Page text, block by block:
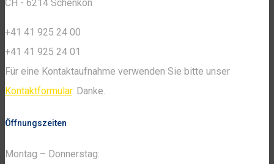
CH - 6214 Schenkon
+41 41 925 24 00
+41 41 925 24 01
Für eine Kontaktaufnahme verwenden Sie bitte unser
Kontaktformular. Danke.
Öffnungszeiten
Montag – Donnerstag: